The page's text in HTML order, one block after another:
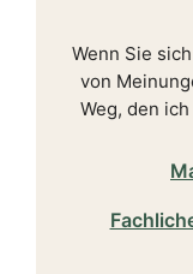
Wenn Sie
von
Weg, den